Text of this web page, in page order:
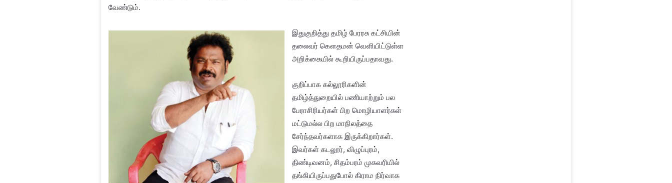
வேண்டும்.
இதுகுறித்து தமிழ் பேரரசு கட்சியின்
தலைவர் கௌதமன் வெளியிட்டுள்ள
அறிக்கையில் கூறியிருப்பதாவது.
குறிப்பாக கல்லூரிகளின்
தமிழ்த்துறையில் பணியாற்றும் பல
பேராசிரியர்கள் பிற மொழியாளர்கள்
மட்டுமல்ல பிற மாநிலத்தை
சேர்ந்தவர்களாக இருக்கிறார்கள்.
இவர்கள் கடலூர், விழுப்புரம்,
திண்டிவனம், சிதம்பரம் முகவரியில்
தங்கியிருப்பதுபோல் கிராம நிர்வாக